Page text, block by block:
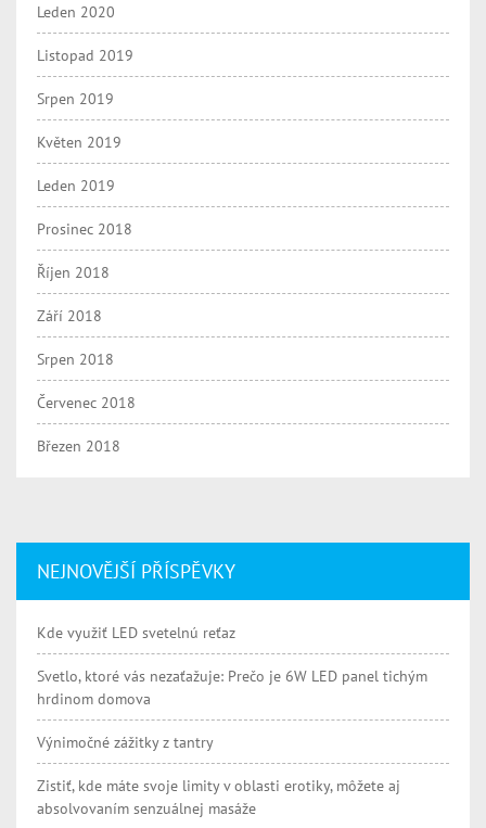
Leden 2020
Listopad 2019
Srpen 2019
Květen 2019
Leden 2019
Prosinec 2018
Říjen 2018
Září 2018
Srpen 2018
Červenec 2018
Březen 2018
NEJNOVĚJŠÍ PŘÍSPĚVKY
Kde využiť LED svetelnú reťaz
Svetlo, ktoré vás nezaťažuje: Prečo je 6W LED panel tichým
hrdinom domova
Výnimočné zážitky z tantry
Zistiť, kde máte svoje limity v oblasti erotiky, môžete aj
absolvovaním senzuálnej masáže